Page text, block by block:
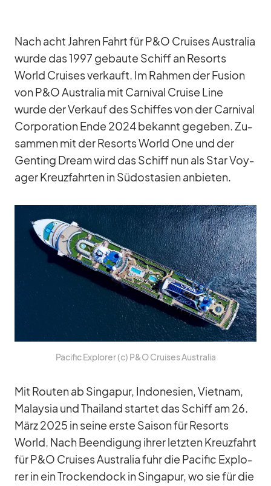
Nach acht Jah­ren Fahrt für P&O Crui­ses Aus­tra­lia
wurde das 1997 ge­baute Schiff an Re­sorts
World Crui­ses ver­kauft. Im Rah­men der Fu­sion
von P&O Aus­tra­lia mit Car­ni­val Cruise Line
wurde der Ver­kauf des Schif­fes von der Car­ni­val
Cor­po­ra­tion Ende 2024 be­kannt ge­ge­ben. Zu­
sam­men mit der Re­sorts World One und der
Gen­ting Dream wird das Schiff nun als Star Voy­
a­ger Kreuz­fahr­ten in Süd­ost­asien an­bie­ten.
Pa­ci­fic Ex­plo­rer (c) P&O Crui­ses Aus­tra­lia
Mit Rou­ten ab Sin­ga­pur, In­do­ne­sien, Viet­nam,
Ma­lay­sia und Thai­land star­tet das Schiff am 26.
März 2025 in seine erste Sai­son für Re­sorts
World. Nach Be­en­di­gung ih­rer letz­ten Kreuz­fahrt
für P&O Crui­ses Aus­tra­lia fuhr die Pa­ci­fic Ex­plo­
rer in ein Tro­cken­dock in Sin­ga­pur, wo sie für die